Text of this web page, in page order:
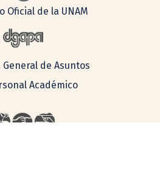
Oficial de la UNAM
General de Asuntos
Académico